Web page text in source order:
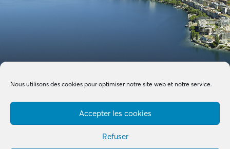
Nous utilisons des cookies pour optimiser notre site web et notre service.
Accepter les cookies
Refuser